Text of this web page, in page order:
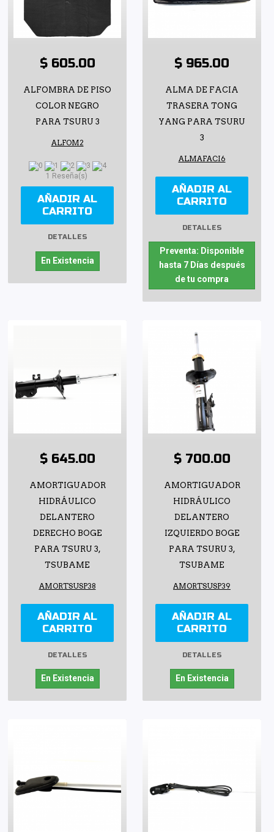
$ 605.00
ALFOMBRA DE PISO
COLOR NEGRO
PARA TSURU 3
ALFOM2
1 Reseña(s)
AÑADIR AL
CARRITO
DETALLES
En Existencia
$ 965.00
ALMA DE FACIA
TRASERA TONG
YANG PARA TSURU
3
ALMAFACI6
AÑADIR AL
CARRITO
DETALLES
Preventa: Disponible
hasta 7 Días después
de tu compra
$ 645.00
AMORTIGUADOR
HIDRÁULICO
DELANTERO
DERECHO BOGE
PARA TSURU 3,
TSUBAME
AMORTSUSP38
AÑADIR AL
CARRITO
DETALLES
En Existencia
$ 700.00
AMORTIGUADOR
HIDRÁULICO
DELANTERO
IZQUIERDO BOGE
PARA TSURU 3,
TSUBAME
AMORTSUSP39
AÑADIR AL
CARRITO
DETALLES
En Existencia